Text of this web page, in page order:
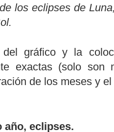
los eclipses de
del gráfico y la
exactas (solo
de los meses y
año, eclipses.